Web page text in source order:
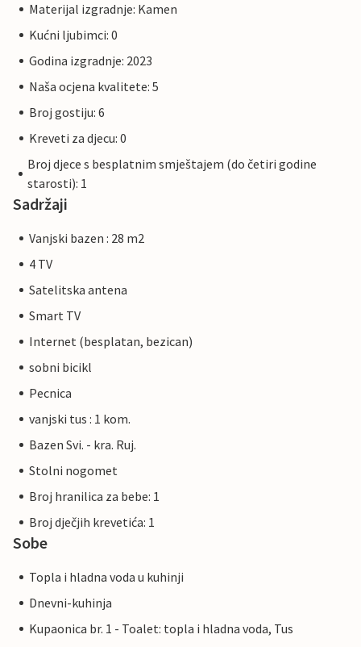
Materijal izgradnje: Kamen
Kućni ljubimci: 0
Godina izgradnje: 2023
Naša ocjena kvalitete: 5
Broj gostiju: 6
Kreveti za djecu: 0
Broj djece s besplatnim smještajem (do četiri godine
starosti): 1
Sadržaji
Vanjski bazen : 28 m2
4 TV
Satelitska antena
Smart TV
Internet (besplatan, bezican)
sobni bicikl
Pecnica
vanjski tus : 1 kom.
Bazen Svi. - kra. Ruj.
Stolni nogomet
Broj hranilica za bebe: 1
Broj dječjih krevetića: 1
Sobe
Topla i hladna voda u kuhinji
Dnevni-kuhinja
Kupaonica br. 1 - Toalet: topla i hladna voda, Tus